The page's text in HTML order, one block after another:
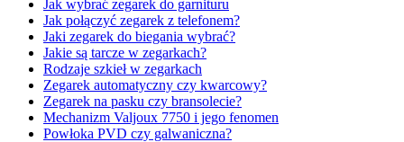
Jak wybrać zegarek do garnituru
Jak połączyć zegarek z telefonem?
Jaki zegarek do biegania wybrać?
Jakie są tarcze w zegarkach?
Rodzaje szkieł w zegarkach
Zegarek automatyczny czy kwarcowy?
Zegarek na pasku czy bransolecie?
Mechanizm Valjoux 7750 i jego fenomen
Powłoka PVD czy galwaniczna?